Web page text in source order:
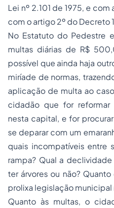
Lei nº 2.101 de 1975, e
com o artigo 2º do Decreto
No Estatuto do Pedestre
multas diárias de R$
possível que ainda haja
miríade de normas,
aplicação de multa ao
cidadão que for reformar
nesta capital, e for
se deparar com um
quais incompatíveis entre
rampa? Qual a
ter árvores ou não?
prolixa legislação municipal
Quanto às multas, o